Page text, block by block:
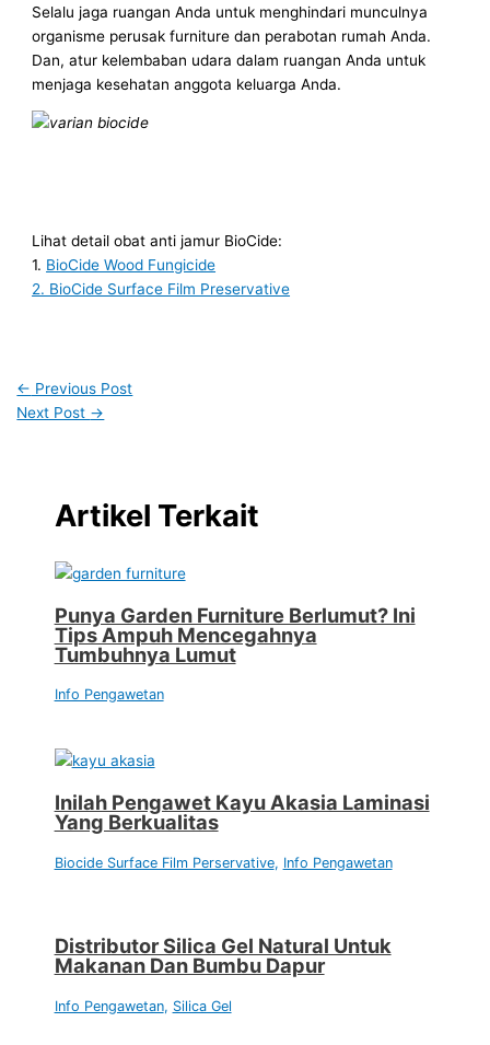
Selalu jaga ruangan Anda untuk menghindari munculnya
organisme perusak furniture dan perabotan rumah Anda.
Dan, atur kelembaban udara dalam ruangan Anda untuk
menjaga kesehatan anggota keluarga Anda.
Lihat detail obat anti jamur BioCide:
1. BioCide Wood Fungicide
2. BioCide Surface Film Preservative
← Previous Post
Next Post →
Artikel Terkait
Punya Garden Furniture Berlumut? Ini
Tips Ampuh Mencegahnya
Tumbuhnya Lumut
Info Pengawetan
Inilah Pengawet Kayu Akasia Laminasi
Yang Berkualitas
Biocide Surface Film Perservative, Info Pengawetan
Distributor Silica Gel Natural Untuk
Makanan Dan Bumbu Dapur
Info Pengawetan, Silica Gel